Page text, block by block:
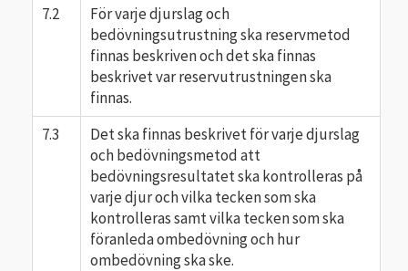
7.2
För varje djurslag och
bedövningsutrustning ska reservmetod
finnas beskriven och det ska finnas
beskrivet var reservutrustningen ska
finnas.
7.3
Det ska finnas beskrivet för varje djurslag
och bedövningsmetod att
bedövningsresultatet ska kontrolleras på
varje djur och vilka tecken som ska
kontrolleras samt vilka tecken som ska
föranleda ombedövning och hur
ombedövning ska ske.